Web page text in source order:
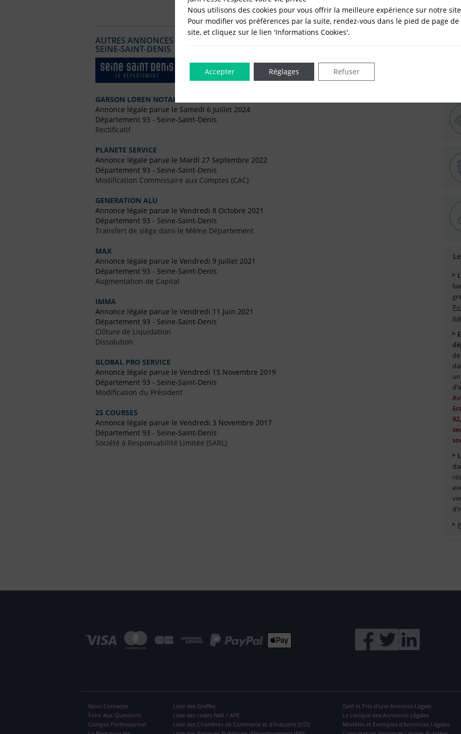
AUTRES ANNONCES LÉGALES PUBLIÉES EN LIGNE DANS LE DÉPARTEMENT DU 93 -
SEINE-SAINT-DENIS
GARSON LOREN NOTAIRE
Annonce légale parue le Samedi 6 Juillet 2024
Département 93 - Seine-Saint-Denis
Rectificatif
PLANETE SERVICE
Annonce légale parue le Mardi 27 Septembre 2022
Département 93 - Seine-Saint-Denis
Modification Commissaire aux Comptes (CAC)
GENERATION ALU
Annonce légale parue le Vendredi 8 Octobre 2021
Département 93 - Seine-Saint-Denis
Transfert de siège dans le Même Département
MAX
Annonce légale parue le Vendredi 9 Juillet 2021
Département 93 - Seine-Saint-Denis
Augmentation de Capital
IMMA
Annonce légale parue le Vendredi 11 Juin 2021
Département 93 - Seine-Saint-Denis
Clôture de Liquidation
Dissolution
GLOBAL PRO SERVICE
Annonce légale parue le Vendredi 15 Novembre 2019
Département 93 - Seine-Saint-Denis
Modification du Président
2S COURSES
Annonce légale parue le Vendredi 3 Novembre 2017
Département 93 - Seine-Saint-Denis
Société à Responsabilité Limitée (SARL)
Nous Contacter
Foire Aux Questions
Compte Professionnel
Liste des Greffes
Liste des codes NAF / APE
Liste des Chambres de Commerce et d'Industrie (CCI)
Tarif et Prix d'une Annonce Légale
Le Lexique des Annonces Légales
Modèles et Exemples d'Annonces Légales
Nous utilisons des cookies pour vous offrir la meilleure expérience sur notre
Pour modifier vos préférences par la suite, rendez-vous dans le pied de page
site, et cliquez sur le lien 'Informations Cookies'.
Accepter Refuser
Réglages